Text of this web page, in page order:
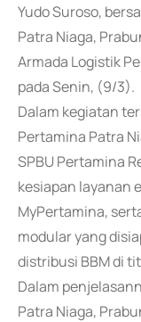
Yudo Suroso,
Patra Niaga,
Armada Logistik
pada Senin, (9/3).
Dalam kegiatan
Pertamina Patra
SPBU Pertamina
kesiapan layanan
MyPertamina,
modular yang
distribusi BBM di
Dalam
Patra Niaga,